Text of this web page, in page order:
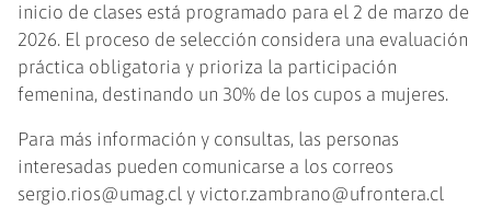
inicio de clases está programado para el 2 de marzo de
2026. El proceso de selección considera una evaluación
práctica obligatoria y prioriza la participación
femenina, destinando un 30% de los cupos a mujeres.
Para más información y consultas, las personas
interesadas pueden comunicarse a los correos
sergio.rios@umag.cl y victor.zambrano@ufrontera.cl